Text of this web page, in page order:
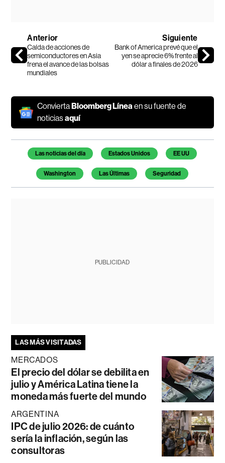
Anterior
Caída de acciones de
semiconductores en Asia
frena el avance de las bolsas
mundiales
Siguiente
Bank of America prevé que el
yen se aprecie 6% frente al
dólar a finales de 2026
Convierta Bloomberg Líneaen su fuente de
noticiasaquí
Temas de este artículo
Las noticias del día Estados Unidos EE UU
Washington Las Últimas Seguridad
PUBLICIDAD
LAS MÁS VISITADAS
MERCADOS
El precio del dólar se debilita en
julio y América Latina tiene la
moneda más fuerte del mundo
ARGENTINA
IPC de julio 2026: de cuánto
sería la inflación, según las
consultoras